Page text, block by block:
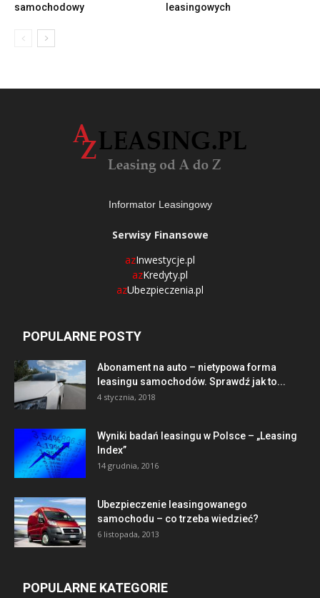
samochodowy
leasingowych
Informator Leasingowy
Serwisy Finansowe
azInwestycje.pl
azKredyty.pl
azUbezpieczenia.pl
POPULARNE POSTY
Abonament na auto – nietypowa forma
leasingu samochodów. Sprawdź jak to...
4 stycznia, 2018
Wyniki badań leasingu w Polsce – „Leasing
Index”
14 grudnia, 2016
Ubezpieczenie leasingowanego
samochodu – co trzeba wiedzieć?
6 listopada, 2013
POPULARNE KATEGORIE